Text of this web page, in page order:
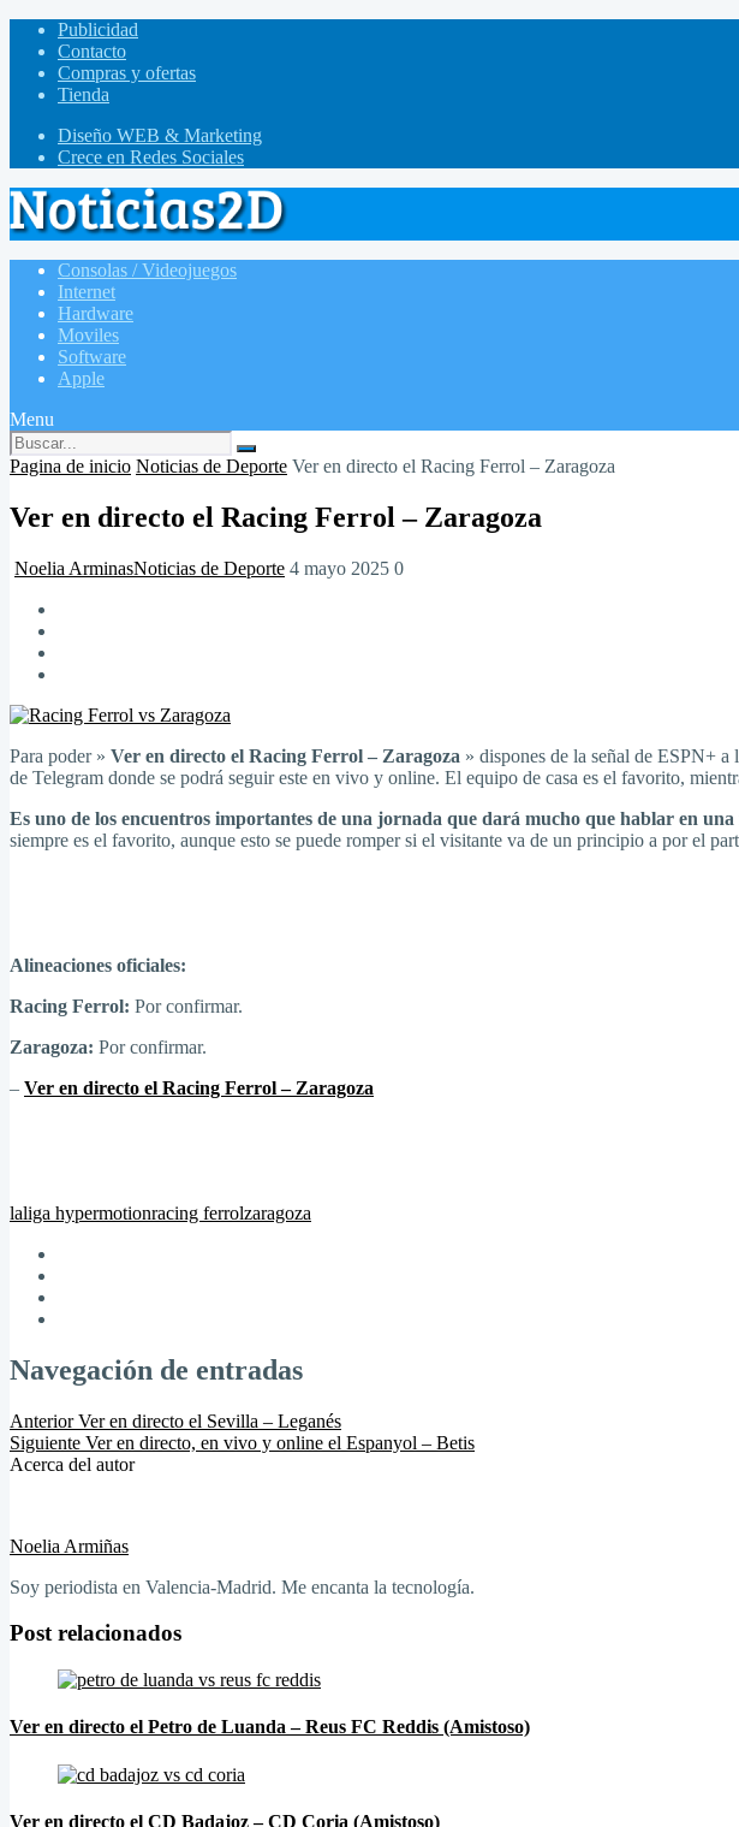
Publicidad
Contacto
Compras y ofertas
Tienda
Diseño WEB & Marketing
Crece en Redes Sociales
Consolas / Videojuegos
Internet
Hardware
Moviles
Software
Apple
Menu
Pagina de inicio Noticias de Deporte Ver en directo el Racing Ferrol – Zaragoza
Ver en directo el Racing Ferrol – Zaragoza
Noelia ArminasNoticias de Deporte 4 mayo 2025 0
Para poder » Ver en directo el Racing Ferrol – Zaragoza » dispones de la señal de ESPN+
de Telegram donde se podrá seguir este en vivo y online. El equipo de casa es el favorito,
Es uno de los encuentros importantes de una jornada que dará mucho que hablar en una
siempre es el favorito, aunque esto se puede romper si el visitante va de un principio a por el
Alineaciones oficiales:
Racing Ferrol: Por confirmar.
Zaragoza: Por confirmar.
– Ver en directo el Racing Ferrol – Zaragoza
laliga hypermotionracing ferrolzaragoza
Navegación de entradas
Anterior Ver en directo el Sevilla – Leganés
Siguiente Ver en directo, en vivo y online el Espanyol – Betis
Acerca del autor
Noelia Armiñas
Soy periodista en Valencia-Madrid. Me encanta la tecnología.
Post relacionados
Ver en directo el Petro de Luanda – Reus FC Reddis (Amistoso)
Ver en directo el CD Badajoz – CD Coria (Amistoso)